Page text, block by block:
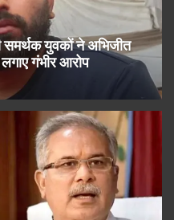
समर्थक युवकों ने अभिजीत
गंभीर आरोप